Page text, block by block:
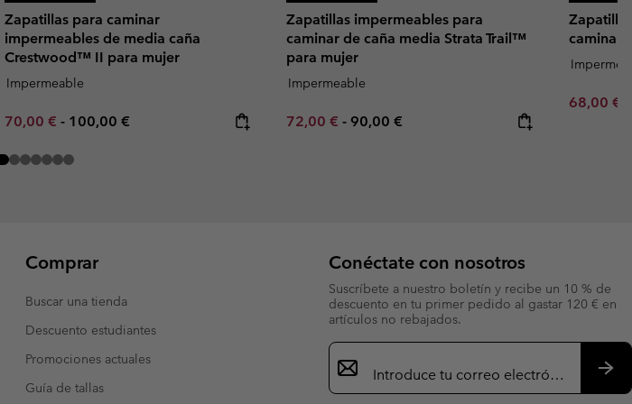
Zapatillas para caminar
impermeables de media caña
Crestwood™ II para mujer
Impermeable
Minimum sale price:
70,00 € - Maximum price:
100,00 €
Zapatillas impermeables para
caminar de caña media Strata Trail™
para mujer
Impermeable
Minimum sale price:
72,00 €- Maximum price:
90,00 €
caminar
68,00 €
Comprar
Buscar una tienda
Descuento estudiantes
Promociones actuales
Guía de tallas
Conéctate con nosotros
Suscríbete a nuestro boletín y recibe un 10 % de
descuento en tu primer pedido al gastar 120 € en
artículos no rebajados.
Suscripción
de
correo